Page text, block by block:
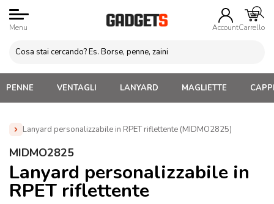
Menu AccountCarrello
PENNE VENTAGLI LANYARD MAGLIETTE
Lanyard personalizzabile in RPET riflettente (MIDMO2825)
Home » Gadget Eventi sportivi sicurezza
riflettente (MIDMO2825)
MIDMO2825
Lanyard personalizzabile in
RPET riflettente